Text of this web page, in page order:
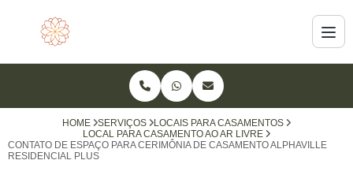
HOME SERVIÇOS
LOCAIS PARA CASAMENTOS
LOCAL PARA CASAMENTO AO AR LIVRE
CONTATO DE ESPAÇO PARA CERIMÔNIA DE CASAMENTO ALPHAVILLE
RESIDENCIAL PLUS